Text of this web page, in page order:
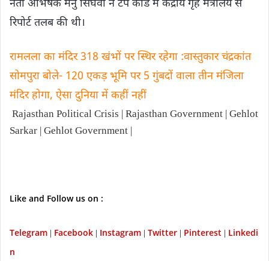
नेता अभिषेक मनु सिंघवी ने टेप कांड में केंद्रीय गृह मंत्रालय से
रिपोर्ट तलब की थी।
रामलला का मंदिर 318 खंभों पर स्थिर रहेगा :वास्तुकार चंद्रकांत
सोमपुरा बोले- 120 एकड़ भूमि पर 5 गुंबदों वाला तीन मंजिला
मंदिर होगा, ऐसा दुनिया में कहीं नहीं
Rajasthan Political Crisis | Rajasthan Government | Gehlot
Sarkar | Gehlot Government |
Like and Follow us on :
Telegram Facebook Instagram Twitter Pinterest
Linkedi
n